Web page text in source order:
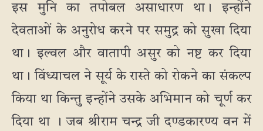
इस मुनि का तपोबल असाधारण था। इन्होंने
देवताओं के अनुरोध करने पर समुद्र को सुखा दिया
था। इल्वल और वातापी असुर को नष्ट कर दिया
था। विंध्याचल ने सूर्य के रास्ते को रोकने का संकल्प
किया था किन्तु इन्होंने उसके अभिमान को चूर्ण कर
दिया था । जब श्रीराम चन्द्र जी दण्डकारण्य वन में